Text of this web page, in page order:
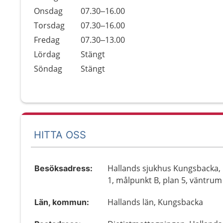
Onsdag
07.30–16.00
Torsdag
07.30–16.00
Fredag
07.30–13.00
Lördag
Stängt
Söndag
Stängt
HITTA OSS
Besöksadress:
Hallands sjukhus
1, målpunkt B, plan 5,
Län, kommun: Hallands län, Kungsbacka